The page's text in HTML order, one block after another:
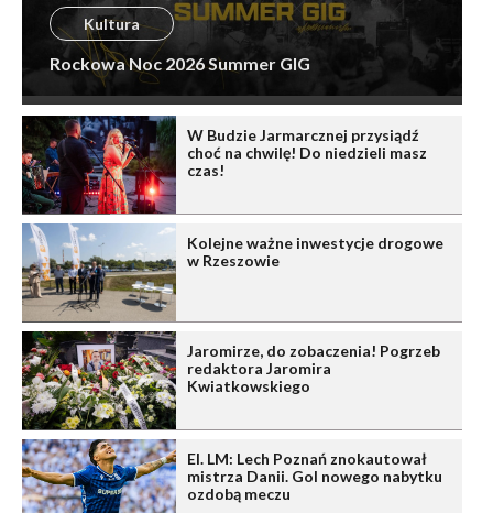
Kultura
Rockowa Noc 2026 Summer GIG
W Budzie Jarmarcznej przysiądź
choć na chwilę! Do niedzieli masz
czas!
Kolejne ważne inwestycje drogowe
w Rzeszowie
Jaromirze, do zobaczenia! Pogrzeb
redaktora Jaromira
Kwiatkowskiego
El. LM: Lech Poznań znokautował
mistrza Danii. Gol nowego nabytku
ozdobą meczu